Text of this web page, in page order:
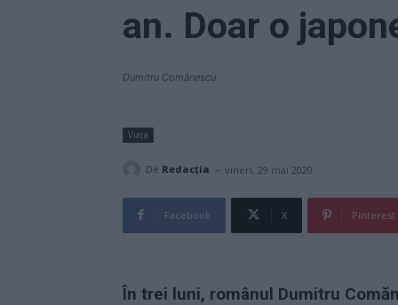
an. Doar o
Dumitru Comănescu
Viața
De Redacţia - vineri, 29 mai 2020
Facebook X Pinterest
În trei luni, românul Dumitru